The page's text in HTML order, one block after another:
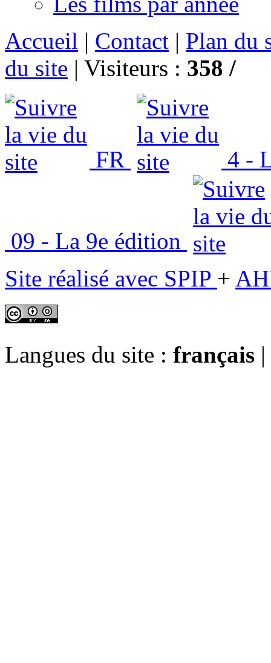
Accueil | Contact | Plan du
du site | Visiteurs : 358 /
FR 4 -
09 - La 9e édition
Site réalisé avec SPIP +
Langues du site : français |